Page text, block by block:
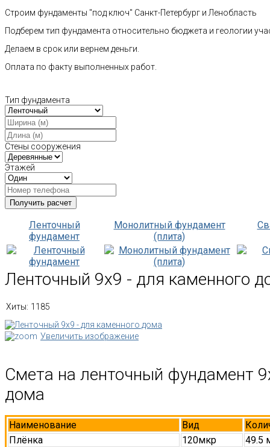
Строим фундаменты "под ключ" Санкт-Петербург и Ленобласть
Подберем тип фундамента относительно бюджета и геологии
Делаем в срок или вернем деньги.
Оплата по факту выполненных работ.
Тип фундамента
Стены сооружения
Этажей
Ленточный
фундамент
Монолитный фундамент
(плита)
Ленточный 9х9 - для каменного
Хиты: 1185
Увеличить изображение
Смета на ленточный фундамент
дома
Наименование Вид
Плёнка
120мкр
49.5